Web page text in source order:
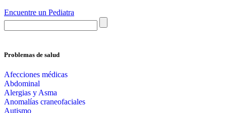
Encuentre un Pediatra
Problemas de salud
Afecciones médicas
Abdominal
Alergias y Asma
Anomalías craneofaciales
Autismo